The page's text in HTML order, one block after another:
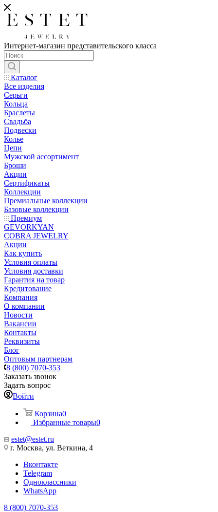
Интернет-магазин представительского класса
Каталог
Все изделия
Серьги
Кольца
Браслеты
Свадьба
Подвески
Колье
Цепи
Мужской ассортимент
Броши
Акции
Сертификаты
Коллекции
Премиальные коллекции
Базовые коллекции
Премиум
GEVORKYAN
COBRA JEWELRY
Акции
Как купить
Условия оплаты
Условия доставки
Гарантия на товар
Кредитование
Компания
О компании
Новости
Вакансии
Контакты
Реквизиты
Блог
Оптовым партнерам
8 (800) 7070-353
Заказать звонок
Задать вопрос
Войти
Корзина0
Избранные товары0
estet@estet.ru
г. Москва, ул. Веткина, 4
Вконтакте
Telegram
Одноклассники
WhatsApp
8 (800) 7070-353